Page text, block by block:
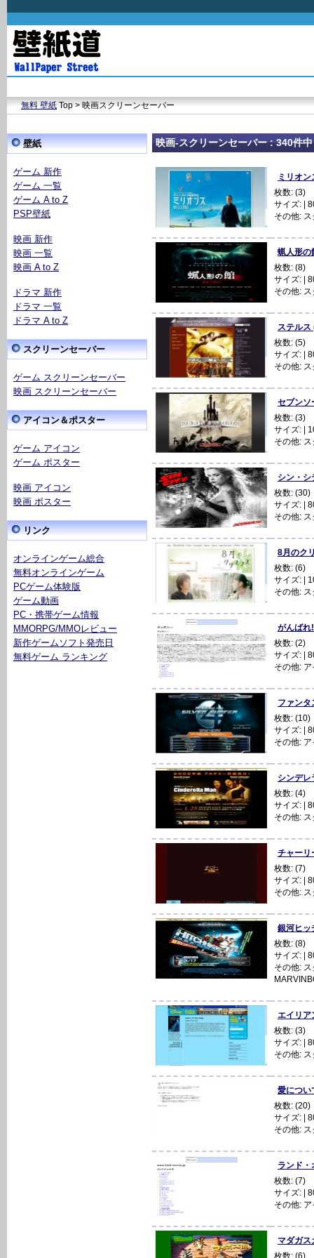
無料 壁紙Top > 映画スクリーンセーバー
壁紙
ゲーム 新作
ゲーム 一覧
ゲーム A to Z
PSP壁紙
映画 新作
映画 一覧
映画 A to Z
ドラマ 新作
ドラマ 一覧
ドラマ A to Z
スクリーンセーバー
ゲーム スクリーンセーバー
映画 スクリーンセーバー
アイコン＆ポスター
ゲーム アイコン
ゲーム ポスター
映画 アイコン
映画 ポスター
リンク
オンラインゲーム総合
無料オンラインゲーム
PCゲーム体験版
ゲーム動画
PC・携帯ゲーム情報
MMORPG/MMOレビュー
新作ゲームソフト発売日
無料ゲーム ランキング
映画-スクリーンセーバー : 340件
ミリオ
枚数: (3)
サイズ: |
その他:
蝋人形の
枚数: (8)
サイズ: |
その他:
ステル
枚数: (5)
サイズ: |
その他:
セブンソ
枚数: (3)
サイズ: |
その他:
シン・
枚数: (30)
サイズ: |
その他:
8月のク
枚数: (6)
サイズ: |
その他:
がんばれ
枚数: (2)
サイズ: |
その他: ア
ファン
枚数: (10)
サイズ: |
その他: ア
シンデ
枚数: (4)
サイズ: |
その他:
チャー
枚数: (7)
サイズ: |
その他:
銀河ヒ
枚数: (8)
サイズ: |
その他:
エイリ
枚数: (3)
サイズ: |
その他:
愛につい
枚数: (20)
サイズ: |
その他:
ランド
枚数: (7)
サイズ: |
その他: ア
マダガ
枚数: (6)